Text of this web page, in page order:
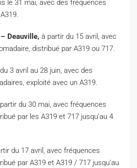
le 31 mai, avec des fréquences
Deauville, à partir du 15 avril, avec
distribué par A319 ou 717.
du 3 avril au 28 juin, avec des
exploité avec un A319.
du 30 mai, avec fréquences
par les A319 et 717 jusqu’au 4
du 17 avril, avec fréquences
par A319 et A319 / 717 jusqu’au